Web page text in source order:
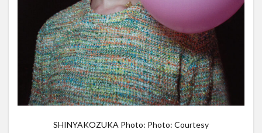
SHINYAKOZUKA Photo: Photo: Courtesy